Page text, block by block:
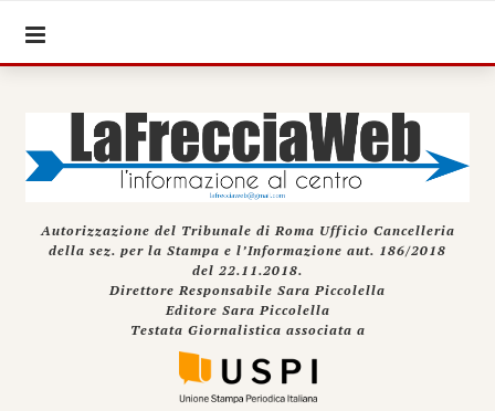
Autorizzazione del Tribunale di Roma Ufficio Cancelleria
della sez. per la Stampa e l’Informazione aut. 186/2018
del 22.11.2018.
Direttore Responsabile Sara Piccolella
Editore Sara Piccolella
Testata Giornalistica associata a